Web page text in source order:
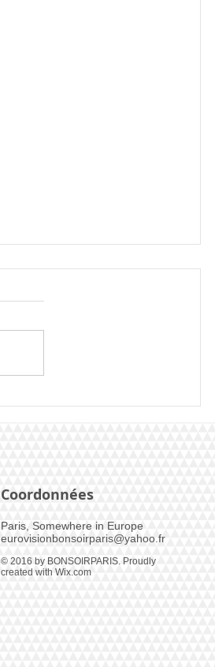
Coordonnées
Paris, Somewhere in Europe​
eurovisionbonsoirparis@yahoo.fr
© 2016 by BONSOIRPARIS. Proudly
created with Wix.com